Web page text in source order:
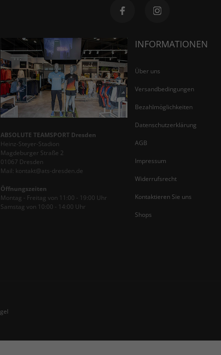
ABSOLUTE TEAMSPORT Dresden
Heinz-Steyer-Stadion
Magdeburger Straße 2
01067 Dresden
Mail: kontakt@ats-dresden.de
Öffnungszeiten
Montag - Freitag von 11:00 - 19:00 Uhr
Samstag von 10:00 - 14:00 Uhr
INFORMATIONEN
Über uns
Versandbedingungen
Bezahlmöglichkeiten
Datenschutzerklärung
AGB
Impressum
Widerrufsrecht
Kontaktieren Sie uns
Shops